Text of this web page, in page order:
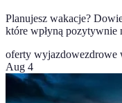
Planujesz wakacje?
które wpłyną pozytywnie
oferty wyjazdowezdrowe
Aug 4